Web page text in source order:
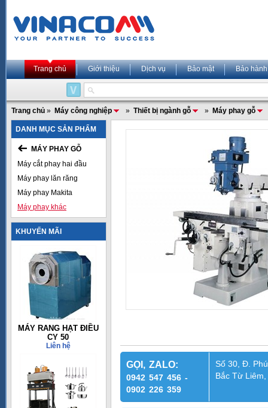
Trang chủ Giới thiệu Dịch vụ Bảo mật Bảo hành
Trang chủ » Máy công nghiệp » Thiết bị ngành gỗ » Máy phay gỗ
DANH MỤC SẢN PHẨM
MÁY PHAY GỖ
Máy cắt phay hai đầu
Máy phay lăn răng
Máy phay Makita
Máy phay khác
KHUYẾN MÃI
MÁY RANG HẠT ĐIỀU
CY 50
Liên hệ
GỌI, ZALO:
0942 547 456 -
0902 226 359
Số 30, Đ.
Bắc Từ